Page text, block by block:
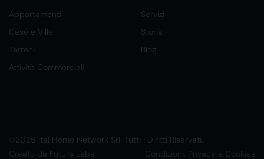
Appartamenti
Case e Ville
Terreni
Attività Commerciali
Servizi
Storia
Blog
©2026 Ital Home Network Srl. Tutti i Diritti Riservati.
Creato da Future Labs
Condizioni, Privacy e Cookies